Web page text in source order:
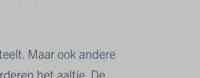
Maar ook andere
het aaltje. De